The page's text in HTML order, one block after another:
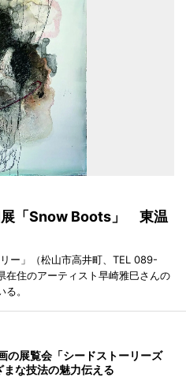
展「Snow Boots」 東温
ー」（松山市高井町、TEL 089-
住のアーティスト早崎雅巳さんの
。
の展覧会「シードストーリーズ
な技法の魅力伝える